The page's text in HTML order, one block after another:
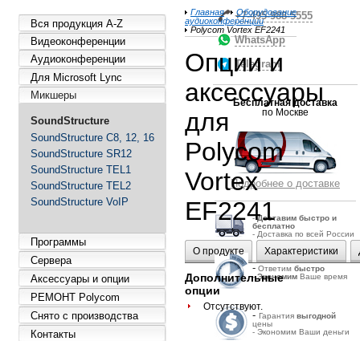
Вся продукция A-Z
Видеоконференции
Аудиоконференции
Для Microsoft Lync
Микшеры
SoundStructure
SoundStructure C8, 12, 16
SoundStructure SR12
SoundStructure TEL1
SoundStructure TEL2
SoundStructure VoIP
Программы
Сервера
Аксессуары и опции
РЕМОНТ Polycom
Снято с производства
Контакты
+7-495-988-5555
WhatsApp
Telegram
Бесплатная доставка
по Москве
Подробнее о доставке
-Доставим быстро и
бесплатно
- Доставка по всей России
- Ответим быстро
-Экономим Ваше время
- Гарантия выгодной
цены
- Экономим Ваши деньги
Главная
Оборудование
аудиоконференции
Polycom Vortex EF2241
Опции и
аксессуары
для
Polycom
Vortex
EF2241
О продукте Характеристики
Дополнительные
опции
Отсутствуют.